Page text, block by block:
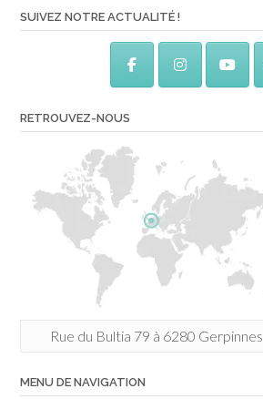
SUIVEZ NOTRE ACTUALITÉ !
RETROUVEZ-NOUS
Rue du Bultia 79 à 6280 Gerpinnes
MENU DE NAVIGATION